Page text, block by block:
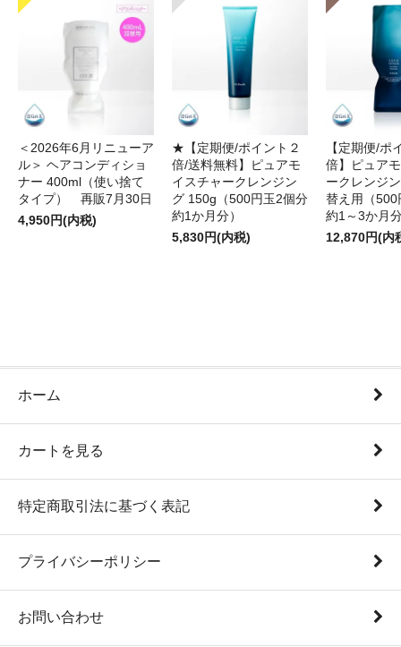
＜2026年6月リニューア
ル＞ ヘアコンディショ
ナー 400ml（使い捨て
タイプ） 再販7月30日
4,950円(内税)
★【定期便/ポイント２
倍/送料無料】ピュアモ
イスチャークレンジン
グ 150g（500円玉2個分
約1か月分）
5,830円(内税)
【定期便/ポ
倍】ピュア
ークレンジ
替え用（500
約1～3か月
12,870円(内
ホーム
カートを見る
特定商取引法に基づく表記
プライバシーポリシー
お問い合わせ